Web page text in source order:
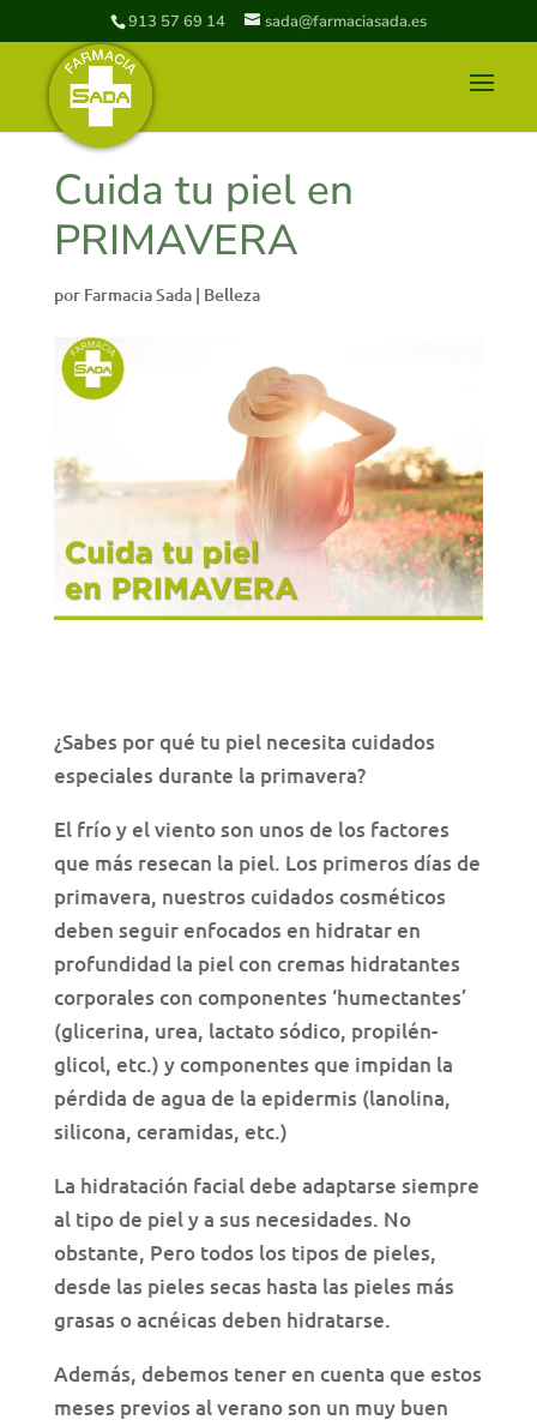
913 57 69 14 sada@farmaciasada.es
Cuida tu piel en
PRIMAVERA
por Farmacia Sada| Belleza
¿Sabes por qué tu piel necesita cuidados
especiales durante la primavera?
El frío y el viento son unos de los factores
que más resecan la piel. Los primeros días de
primavera, nuestros cuidados cosméticos
deben seguir enfocados en hidratar en
profundidad la piel con cremas hidratantes
corporales con componentes ‘humectantes’
(glicerina, urea, lactato sódico, propilén-
glicol, etc.) y componentes que impidan la
pérdida de agua de la epidermis (lanolina,
silicona, ceramidas, etc.)
La hidratación facial debe adaptarse siempre
al tipo de piel y a sus necesidades. No
obstante, Pero todos los tipos de pieles,
desde las pieles secas hasta las pieles más
grasas o acnéicas deben hidratarse.
Además, debemos tener en cuenta que estos
meses previos al verano son un muy buen